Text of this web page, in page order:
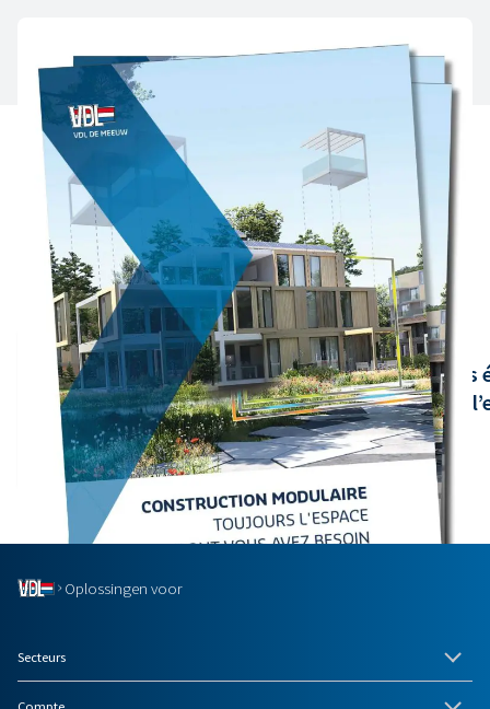
Restez informé(e)
Découvrez nos dernières actualités
Aperçu des actualités
VDL De Meeuw
Mercredi, 4 mars, 2026
25 élèves visitent leur école
modulaire temporaire pendant
son installation
VDL De Meeuw
Lundi, 9 février, 2026
Pourquoi les
aujourd’hui
Oplossingen voor
Secteurs